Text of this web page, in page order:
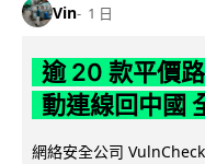
Vin 1 日
逾 20 款平價
動連線回中國
網絡安全公司